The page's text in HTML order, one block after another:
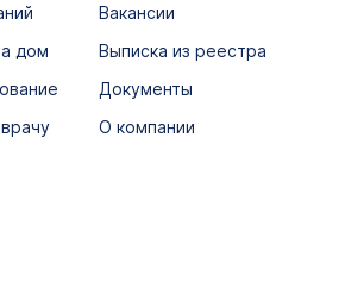
дом
Вакансии
Выписка из реестра
Документы
О компании